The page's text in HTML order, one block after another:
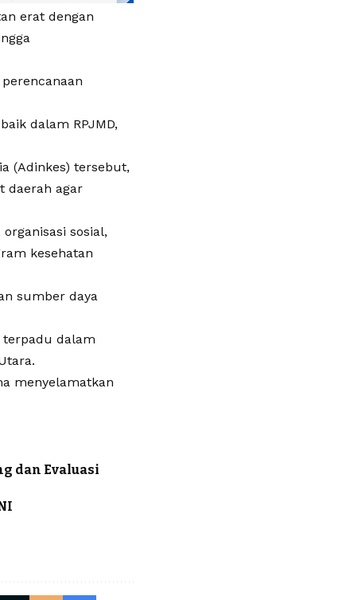
erat dengan
dalam RPJMD,
(Adinkes) tersebut,
daerah agar
sosial,
kesehatan
sumber daya
terpadu dalam
menyelamatkan
dan Evaluasi